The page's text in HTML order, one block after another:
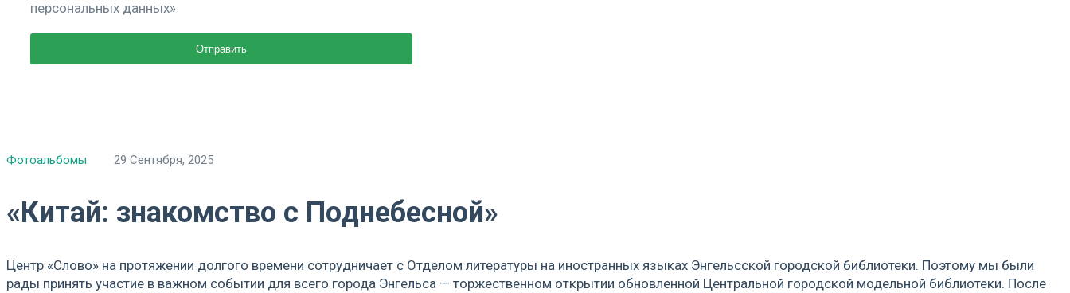
персональных данных»
Фотоальбомы 29 Сентября, 2025
«Китай: знакомство с Поднебесной»
Центр «Слово» на протяжении долгого времени сотрудничает с Отделом литературы на иностранных языках Энгельсской городской библиотеки. Поэтому мы были
рады принять участие в важном событии для всего города Энгельса — торжественном открытии обновленной Центральной городской модельной библиотеки. После